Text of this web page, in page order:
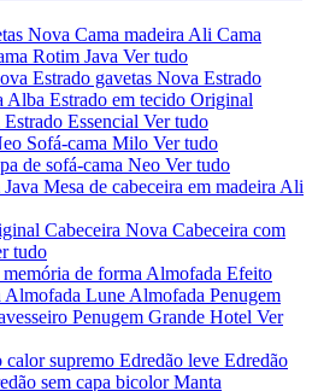
Nova Cama madeira Ali Cama
Rotim Java Ver tudo
Estrado gavetas Nova Estrado
Alba Estrado em tecido Original
Estrado Essencial Ver tudo
Sofá-cama Milo Ver tudo
de sofá-cama Neo Ver tudo
Mesa de cabeceira em madeira Ali
Cabeceira Nova Cabeceira com
tudo
de forma Almofada Efeito
Almofada Lune Almofada Penugem
Penugem Grande Hotel Ver
calor supremo Edredão leve Edredão
sem capa bicolorManta